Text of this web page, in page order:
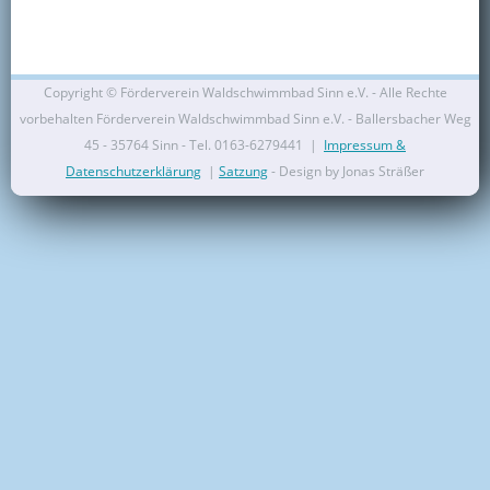
Copyright © Förderverein Waldschwimmbad Sinn e.V. - Alle Rechte
vorbehalten Förderverein Waldschwimmbad Sinn e.V. - Ballersbacher Weg
45 - 35764 Sinn - Tel. 0163-6279441 | Impressum &
Datenschutzerklärung | Satzung- Design by Jonas Sträßer